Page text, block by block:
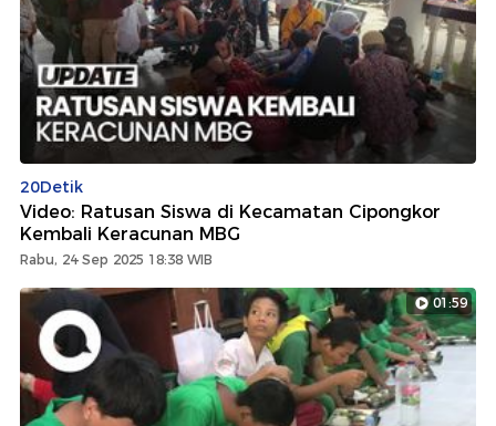
20Detik
Video: Ratusan Siswa di Kecamatan Cipongkor
Kembali Keracunan MBG
Rabu, 24 Sep 2025 18:38 WIB
01:59